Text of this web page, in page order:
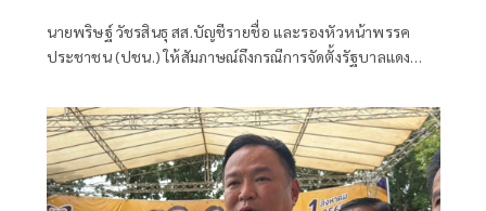
นายพริษฐ์ วัชรสินธุ สส.บัญชีรายชื่อ และรองหัวหน้าพรรค
ประชาชน (ปชน.) ให้สัมภาษณ์ถึงกรณีการจัดตั้งรัฐบาลแดง
พรรคกล้าธรรม ก็ระบุว่าลืมไปหมดแล้วที่เคยพูดว่า “มีเราไม่มี
เทา” จะเป็นการเปิดโอกาสให้ส้มเข้าร่วมรัฐบาลหรือไม่ ว่า ตอน
นี้ตั้งอยู่บนสมมติฐานหลายอย่างมาก ซึ่งก็ยังไม่ได้มีการยืนยันใน
แต่ละภาคส่วน